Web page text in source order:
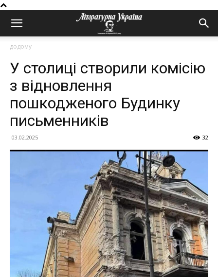
додому
У столиці створили комісію
з відновлення
пошкодженого Будинку
письменників
03.02.2025 32